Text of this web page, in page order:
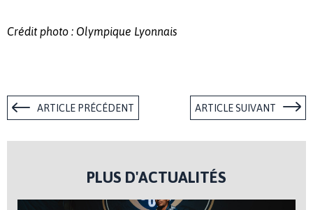
Crédit photo : Olympique Lyonnais
ARTICLE PRÉCÉDENT ARTICLE SUIVANT
PLUS D'ACTUALITÉS